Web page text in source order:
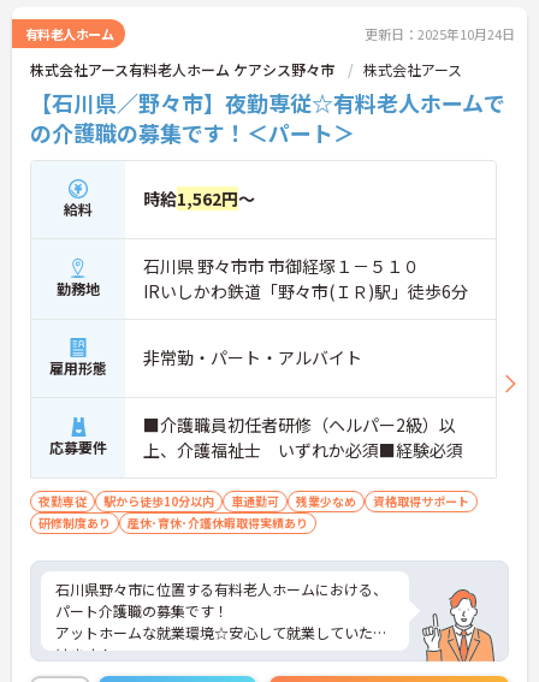
有料老人ホーム 更新日：2025年10月24日
株式会社アース有料老人ホーム ケアシス野々市 株式会社アース
【石川県／野々市】夜勤専従☆有料老人ホームで
の介護職の募集です！＜パート＞
給料 時給1,562円～
勤務地
石川県 野々市市 市御経塚１－５１０
IRいしかわ鉄道「野々市(ＩＲ)駅」徒歩6分
雇用形態 非常勤・パート・アルバイト
応募要件
■介護職員初任者研修（ヘルパー2級）以
上、介護福祉士 いずれか必須■経験必須
夜勤専従 駅から徒歩10分以内 車通勤可 残業少なめ
資格取得サポート
研修制度あり
産休･育休･介護休暇取得実績あり
石川県野々市に位置する有料老人ホームにおける、
パート介護職の募集です！
アットホームな就業環境☆安心して就業していただ
けます！
ご興味ある方には、面接対策ポイントなど、さらに